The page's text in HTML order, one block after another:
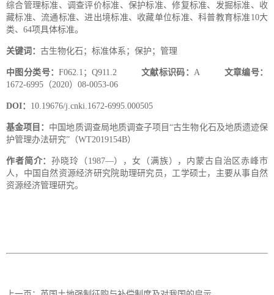
综合管理标准、调查评价标准、保护标准、修复标准、发掘标准、收
藏标准、流通标准、进出境标准、收藏单位标准、科普教育标准10大
类、64项具体标准。
关键词： 古生物化石；标准体系；保护；管理
中图分类号：F062.1；Q911.2 文献标识码：A 文章编号：
1672-6995（2020）08-0053-06
DOI： 10.19676/j.cnki.1672-6995.000505
基金项目： 中国地质调查局地质调查子项目“古生物化石及地质遗迹保
护管理办法研究”（WT2019154B）
作者简介：孙晓玲（1987—），女（满族），内蒙古自治区赤峰市
人，中国自然资源经济研究院助理研究员，工学硕士，主要从事自然
资源经济管理研究。